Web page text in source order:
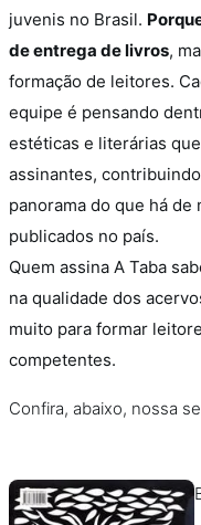
juvenis no Brasil.
de entrega de livros,
formação de leitores.
equipe é pensando
estéticas e literárias
assinantes,
panorama do que há
publicados no país.
Quem assina A Taba
na qualidade dos
muito para formar
competentes.
Confira, abaixo, nossa